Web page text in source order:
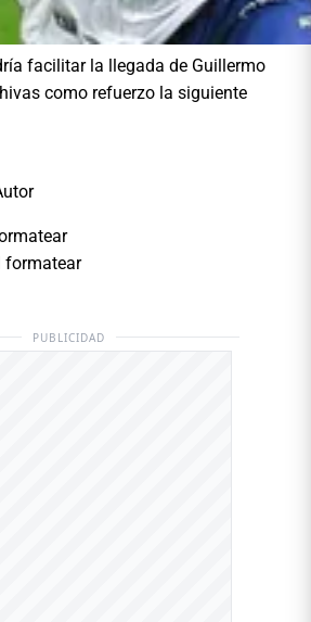
facilitar la llegada de Guillermo
como refuerzo la siguiente
formatear
PUBLICIDAD